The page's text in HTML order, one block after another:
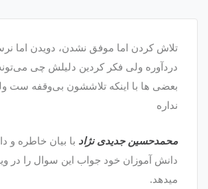
تلاش کردن اما موفق نشدن، دویدن اما
دردآوره ولی فکر کردین دلیلش چی
بعضی ها با اینکه تلاششون بی‌وقفه ست
نداره
محمدحسین جدیدی نژاد با بیان خاطره و
دانش آموزان خود جواب این سوال را در
میدهد.